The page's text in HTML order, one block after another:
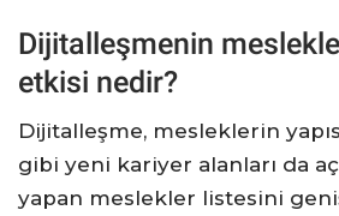
Dijitalleşmenin
etkisi nedir?
Dijitalleşme, mesleklerin
gibi yeni kariyer alanları da
yapan meslekler listesini